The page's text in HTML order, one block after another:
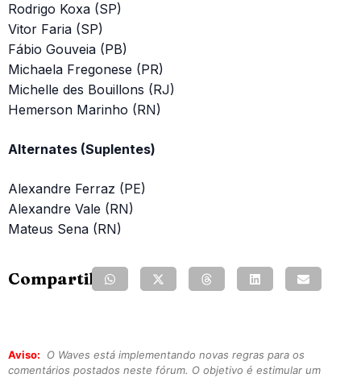
Rodrigo Koxa (SP)
Vitor Faria (SP)
Fábio Gouveia (PB)
Michaela Fregonese (PR)
Michelle des Bouillons (RJ)
Hemerson Marinho (RN)
Alternates (Suplentes)
Alexandre Ferraz (PE)
Alexandre Vale (RN)
Mateus Sena (RN)
Compartilhe:
Aviso:
O Waves está implementando novas regras para os
comentários postados neste fórum. O objetivo é estimular um